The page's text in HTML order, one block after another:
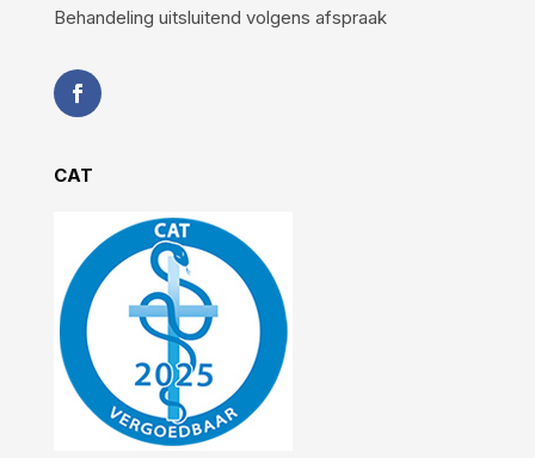
Behandeling uitsluitend volgens afspraak
CAT